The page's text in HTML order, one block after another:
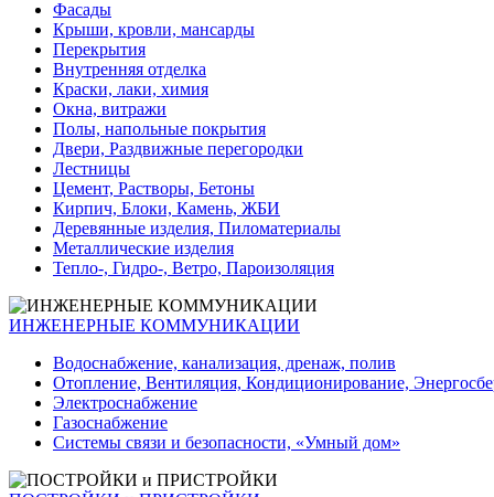
Фасады
Крыши, кровли, мансарды
Перекрытия
Внутренняя отделка
Краски, лаки, химия
Окна, витражи
Полы, напольные покрытия
Двери, Раздвижные перегородки
Лестницы
Цемент, Растворы, Бетоны
Кирпич, Блоки, Камень, ЖБИ
Деревянные изделия, Пиломатериалы
Металлические изделия
Тепло-, Гидро-, Ветро, Пароизоляция
ИНЖЕНЕРНЫЕ КОММУНИКАЦИИ
Водоснабжение, канализация, дренаж, полив
Отопление, Вентиляция, Кондиционирование,
Электроснабжение
Газоснабжение
Системы связи и безопасности, «Умный дом»